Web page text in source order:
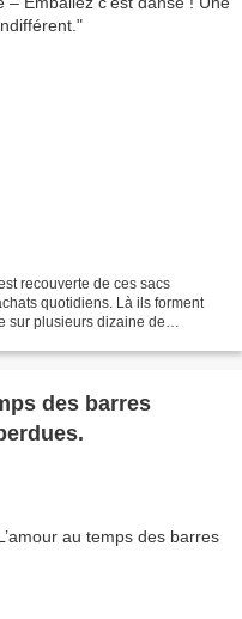
recouverte de ces sacs
quotidiens. Là ils forment
sur plusieurs dizaine de
des barres